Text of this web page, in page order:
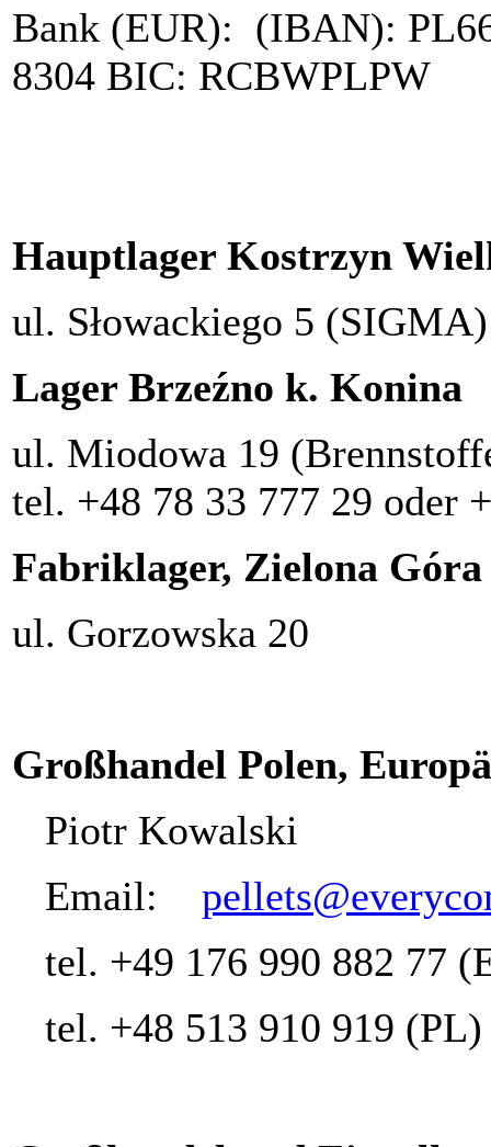
Bank (EUR): (IBAN):
8304 BIC: RCBWPLPW
Hauptlager Kostrzyn
ul. Słowackiego 5
Lager Brzeźno k. Konina
ul. Miodowa 19
tel. +48 78 33 777 29 oder
Fabriklager, Zielona
ul. Gorzowska 20
Großhandel Polen,
Piotr Kowalski
Email:
tel. +49 176 990 882 77
tel. +48 513 910 919 (PL)